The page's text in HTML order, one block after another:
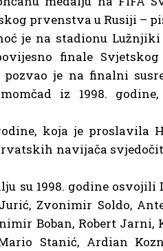
prvenstva u Rusiji –
je na stadionu
finale
je na finalni
iz 1998.
koja je
navijača
su 1998. godine
Zvonimir Soldo,
Boban, Robert
Stanić, Ardian